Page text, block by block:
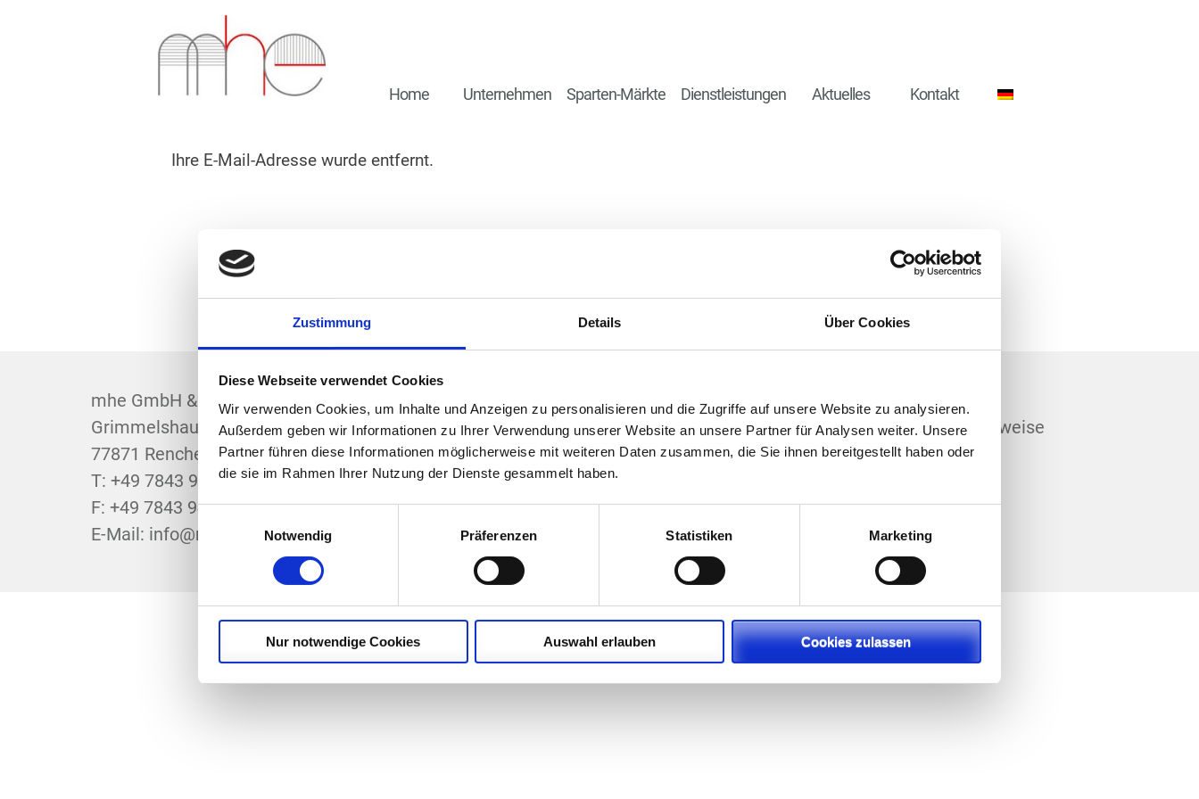
Zustimmung Details Über Cookies
Diese Webseite verwendet Cookies
Wir verwenden Cookies, um Inhalte und Anzeigen zu personalisieren und die Zugriffe auf unsere Website zu analysieren.
Außerdem geben wir Informationen zu Ihrer Verwendung unserer Website an unsere Partner für Analysen weiter. Unsere
Partner führen diese Informationen möglicherweise mit weiteren Daten zusammen, die Sie ihnen bereitgestellt haben oder
die sie im Rahmen Ihrer Nutzung der Dienste gesammelt haben.
Einwilligungsauswahl
Notwendig
Präferenzen Statistiken Marketing
Nur notwendige Cookies Auswahl erlauben Cookies zulassen
Home Unternehmen Sparten-Märkte Dienstleistungen Aktuelles Kontakt
Ihre E-Mail-Adresse wurde entfernt.
mhe GmbH & Co. KG
Grimmelshausenstraße 2
77871 Renchen
T: +49 7843 9478-0
F: +49 7843 9478-600
E-Mail: info@mhe-gmbh.de
Newsletter abonnieren
Impressum
Datenschutzhinweise